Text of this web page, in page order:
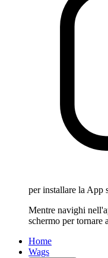
per installare la App
Mentre navighi
schermo per tornare
Home
Wags